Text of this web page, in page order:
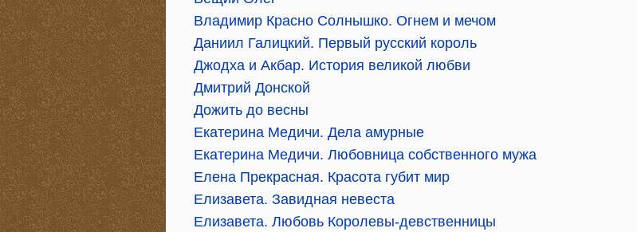
Владимир Красно Солнышко. Огнем и мечом
Даниил Галицкий. Первый русский король
Джодха и Акбар. История великой любви
Дмитрий Донской
Дожить до весны
Екатерина Медичи. Дела амурные
Екатерина Медичи. Любовница собственного мужа
Елена Прекрасная. Красота губит мир
Елизавета. Завидная невеста
Елизавета. Любовь Королевы-девственницы